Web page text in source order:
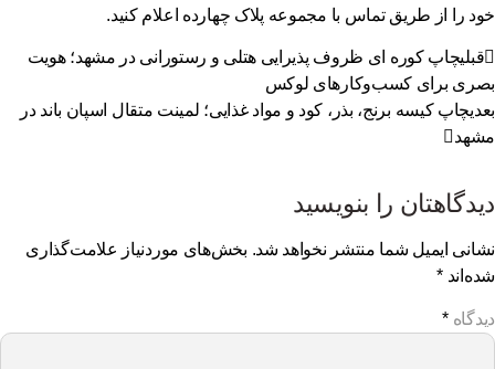
را از طریقتماس با مجموعه پلاک چهاردهاعلام کنید.
قبلیچاپ کوره ای ظروف پذیرایی هتلی و رستورانی در مشهد؛ هویت
برای کسب‌وکارهای لوکس
چاپ کیسه برنج، بذر، کود و مواد غذایی؛ لمینت متقال اسپان باند در
را بنویسید
ایمیل شما منتشر نخواهد شد. بخش‌های موردنیاز علامت‌گذاری
*
*